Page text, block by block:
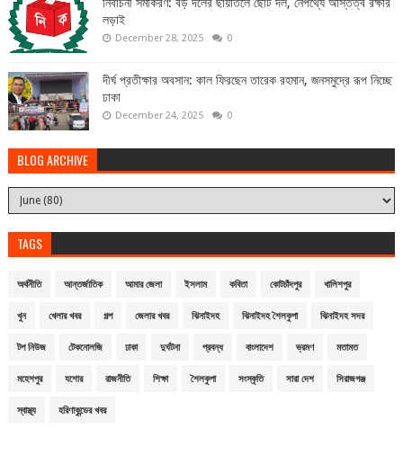
নির্বাচনী সমীকরণ: বড় দলের ছায়াতলে ছোট দল, নেপথ্যে অস্তিত্ব রক্ষার
লড়াই
December 28, 2025 0
দীর্ঘ প্রতীক্ষার অবসান: কাল ফিরছেন তারেক রহমান, জনসমুদ্রে রূপ নিচ্ছে
ঢাকা
December 24, 2025 0
BLOG ARCHIVE
TAGS
অর্থনীতি আন্তর্জাতিক আমার জেলা ইসলাম কবিতা কোটচাঁদপুর খালিশপুর
খুন খেলার খবর গল্প জেলার খবর ঝিনাইদহ ঝিনাইদহ শৈলকুপা ঝিনাইদহ সদর
টপ নিউজ টেকনোলজি ঢাকা দুর্ঘটনা প্রবন্ধ বাংলাদেশ ভ্রমণ মতামত
মহেশপুর যশোর রাজনীতি শিক্ষা শৈলকুপা সংস্কৃতি সারা দেশ সিরাজগঞ্জ
স্বাস্থ্য হরিণাকুন্ডের খবর